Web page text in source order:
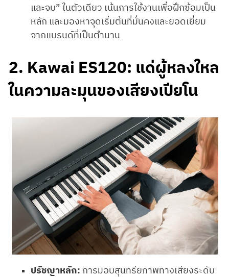
และจบ” ในตัวเดียว เน้นการใช้งานเพื่อฝึกซ้อมเป็น
หลัก และมองหาจุดเริ่มต้นที่มั่นคงและยอดเยี่ยม
จากแบรนด์ที่เป็นตำนาน
2. Kawai ES120: แด่ผู้หลงใหล
ในความละมุนของเสียงเปียโน
ปรัชญาหลัก: การมอบสุนทรียภาพทางเสียงระดับ